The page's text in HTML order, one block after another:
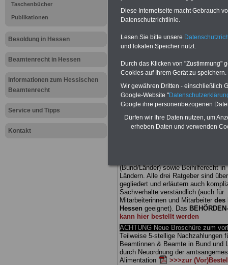
Taschenbücher
Publikationen
Besoldung in Hessen
Beamtenrecht in Hessen
Informationen zum Hessischen
Beamtenrecht
Service und Tipps
Kontakt
Meldung
Aktuelle
und den
Hessen
(Bund/Länder) sowie Beihilferecht in
Ländern. Alle drei Ratgeber sind
gegliedert und erläutern auch
Sachverhalte verständlich (auch für
Mitarbeiterinnen und Mitarbeiter des
Hessen geeignet). Das
kann hier bestellt werden
ACHTUNG Neue Broschüre zum
Teilweise 5-stellige Nachzahlungen
Beamtinnen & Beamte in Bund und
durch Neuordnung der
Alimentation
>>>zur
Diese Internetseite macht Gebrauch
Datenschutzrichtlinie.
Lesen Sie bitte unsere
und lokalen Speicher nutzt.
Durch das Klicken von "Zustimmung"
Cookies auf Ihrem Gerät zu speichern.
Wir gewähren Dritten - einschließlich
Google-Website "
Google ihre personenbezogenen
Dürfen wir Ihre Daten nutzen, um
erheben Daten und verwenden